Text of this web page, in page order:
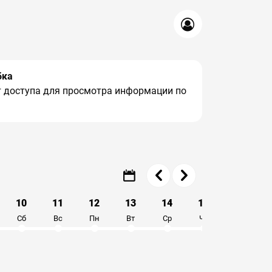
доступа для просмотра информации по
10
Сб
11
Вс
12
Пн
13
Вт
14
Ср
15
Чт